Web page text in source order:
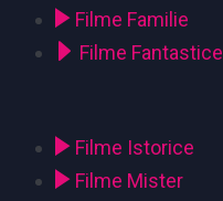
Filme Familie
Filme Fantastice
Filme Istorice
Filme Mister